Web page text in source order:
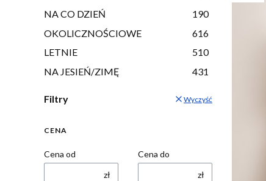
NA CO DZIEŃ
190
OKOLICZNOŚCIOWE
616
LETNIE
510
NA JESIEŃ/ZIMĘ
431
Filtry Wyczyść
CENA
Cena od
zł
Cena do
zł